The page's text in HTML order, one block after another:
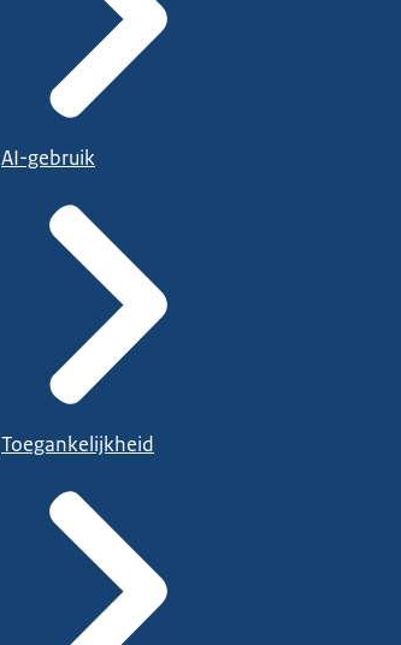
AI-gebruik
Toegankelijkheid